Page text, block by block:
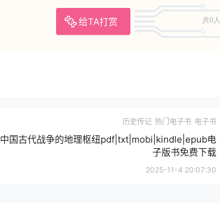
给TA打赏 共0人
历史传记 热门电子书 电子书
中国古代战争的地理枢纽pdf|txt|mobi|kindle|epub电
子版书免费下载
2025-11-4 20:07:30